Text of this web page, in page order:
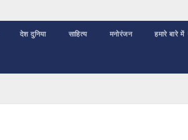
देश दुनिया साहित्य मनोरंजन हमारे बारे में